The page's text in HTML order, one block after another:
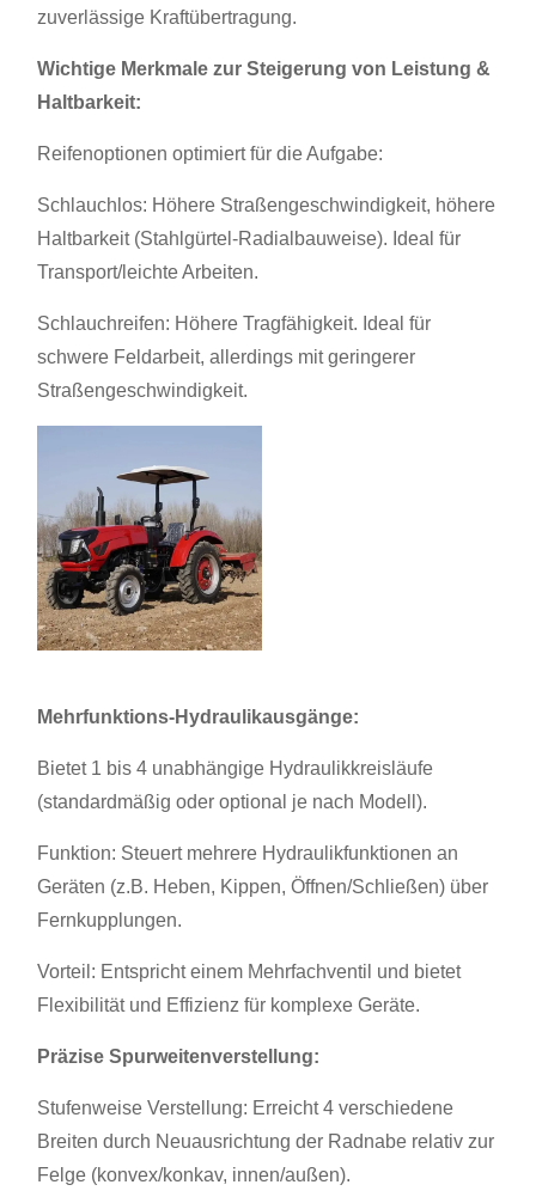
zuverlässige Kraftübertragung.
Wichtige Merkmale zur Steigerung von Leistung &
Haltbarkeit:
Reifenoptionen optimiert für die Aufgabe:
Schlauchlos: Höhere Straßengeschwindigkeit, höhere
Haltbarkeit (Stahlgürtel-Radialbauweise). Ideal für
Transport/leichte Arbeiten.
Schlauchreifen: Höhere Tragfähigkeit. Ideal für
schwere Feldarbeit, allerdings mit geringerer
Straßengeschwindigkeit.
Mehrfunktions-Hydraulikausgänge:
Bietet 1 bis 4 unabhängige Hydraulikkreisläufe
(standardmäßig oder optional je nach Modell).
Funktion: Steuert mehrere Hydraulikfunktionen an
Geräten (z.B. Heben, Kippen, Öffnen/Schließen) über
Fernkupplungen.
Vorteil: Entspricht einem Mehrfachventil und bietet
Flexibilität und Effizienz für komplexe Geräte.
Präzise Spurweitenverstellung:
Stufenweise Verstellung: Erreicht 4 verschiedene
Breiten durch Neuausrichtung der Radnabe relativ zur
Felge (konvex/konkav, innen/außen).